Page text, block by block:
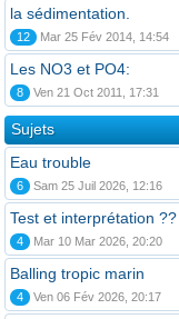
la sédimentation.
12 Mar 25 Fév 2014, 14:54
Les NO3 et PO4:
8 Ven 21 Oct 2011, 17:31
Sujets
Eau trouble
6 Sam 25 Juil 2026, 12:16
Test et interprétation ??
4 Mar 10 Mar 2026, 20:20
Balling tropic marin
4 Ven 06 Fév 2026, 20:17